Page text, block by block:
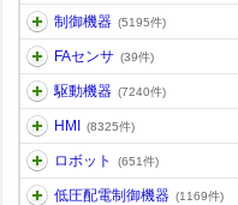
制御機器 (5195件)
FAセンサ (39件)
駆動機器 (7240件)
HMI (8325件)
ロボット (651件)
低圧配電制御機器 (1169件)